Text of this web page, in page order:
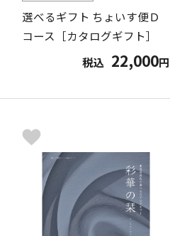
選べるギフト ちょいす便Ｄ
コース［カタログギフト］
税込 22,000円